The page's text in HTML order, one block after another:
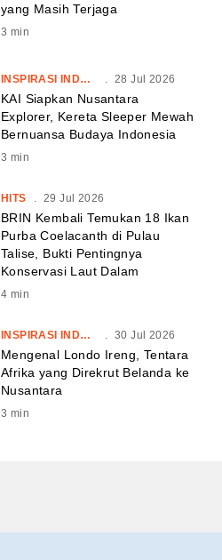
yang Masih Terjaga
3 min
INSPIRASI INDONESIA 28 Jul 2026
KAI Siapkan Nusantara
Explorer, Kereta Sleeper Mewah
Bernuansa Budaya Indonesia
3 min
HITS 29 Jul 2026
BRIN Kembali Temukan 18 Ikan
Purba Coelacanth di Pulau
Talise, Bukti Pentingnya
Konservasi Laut Dalam
4 min
INSPIRASI INDONESIA . 30 Jul 2026
Mengenal Londo Ireng, Tentara
Afrika yang Direkrut Belanda ke
Nusantara
3 min